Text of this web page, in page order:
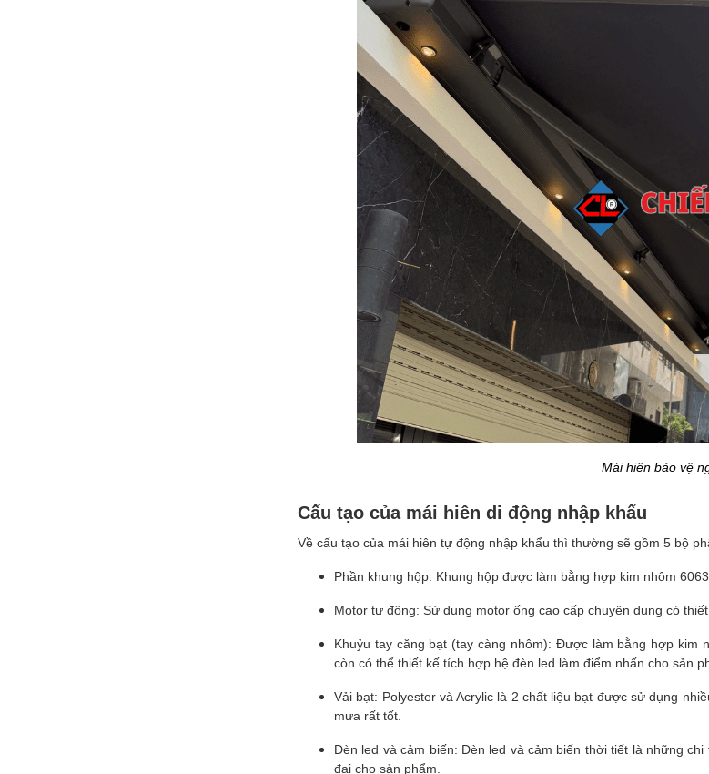
Mái hiên bảo vệ
Cấu tạo của mái hiên di động nhập khẩu
Về cấu tạo của mái hiên tự động nhập khẩu thì thường sẽ gồm 5 bộ
Phần khung hộp: Khung hộp được làm bằng hợp kim nhôm
Motor tự động: Sử dụng motor ống cao cấp chuyên dụng có
Khuỷu tay căng bạt (tay càng nhôm): Được làm bằng hợp kim
còn có thể thiết kế tích hợp hệ đèn led làm điểm nhấn cho sản
Vải bạt: Polyester và Acrylic là 2 chất liệu bạt được sử dụng
mưa rất tốt.
Đèn led và cảm biến: Đèn led và cảm biến thời tiết là những
đại cho sản phẩm.